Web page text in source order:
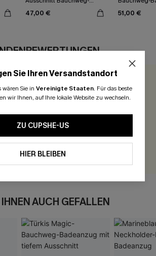
47,00 € 51,00 €
0.0
der Erste, der bewertet
Punkte für Ihre Bewertung!
AUCH GEFALLEN
Sie Ihren Versandstandort
wären Sie in Vereinigte Staaten. Für das beste
wir Ihnen, auf Ihre lokale Website zu wechseln.
ZU CUPSHE-US
HIER BLEIBEN